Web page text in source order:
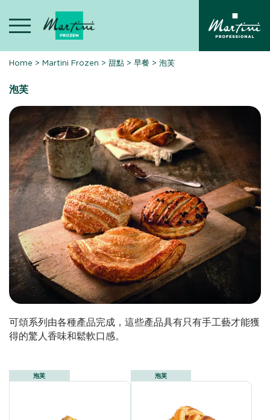
content
Home >Martini Frozen >甜點 >早餐 >泡芙
泡芙
可頌系列由各種產品完成，這些產品具有只有手工藝才能獲
得的驚人香味和鬆軟口感。
泡芙 泡芙